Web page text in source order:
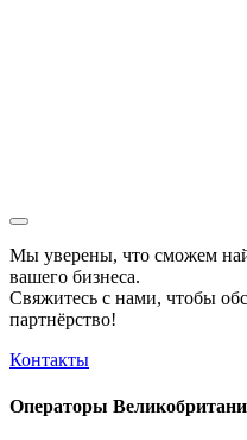
Мы уверены, что сможем
вашего бизнеса.
Свяжитесь с нами, чтобы
партнёрство!
Контакты
Операторы